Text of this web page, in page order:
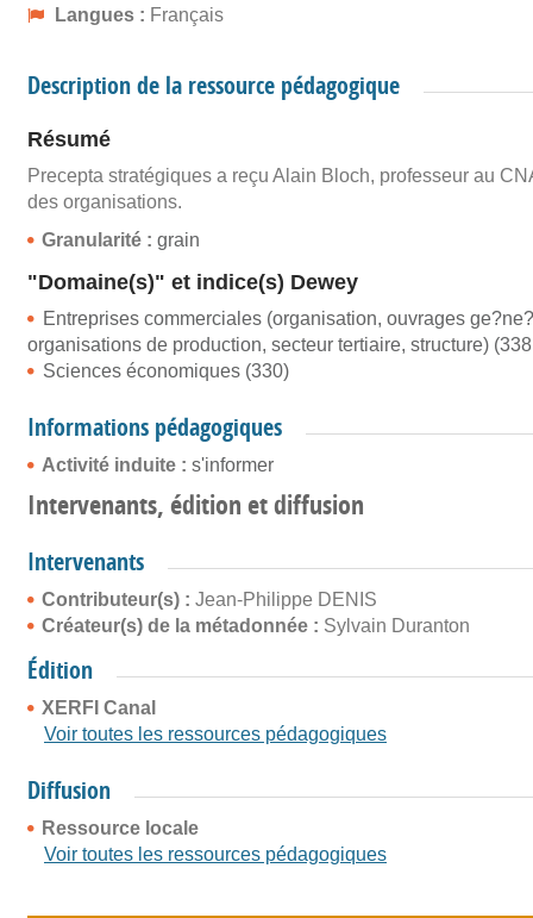
Langues : Français
Description de la ressource pédagogique
Résumé
Precepta stratégiques a reçu Alain Bloch, professeur au
des organisations.
Granularité : grain
"Domaine(s)" et indice(s) Dewey
Entreprises commerciales (organisation, ouvrages
organisations de production, secteur tertiaire, structure)
Sciences économiques (330)
Informations pédagogiques
Activité induite : s'informer
Intervenants, édition et diffusion
Intervenants
Contributeur(s) : Jean-Philippe DENIS
Créateur(s) de la métadonnée : Sylvain Duranton
Édition
XERFI Canal
Voir toutes les ressources pédagogiques
Diffusion
Ressource locale
Voir toutes les ressources pédagogiques